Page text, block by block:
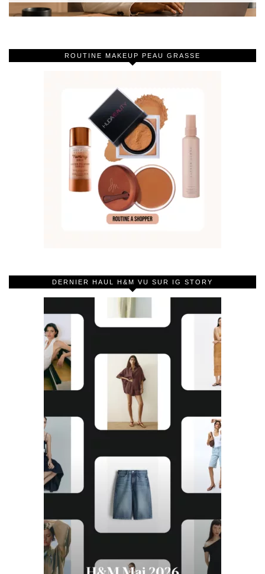
ROUTINE MAKEUP PEAU GRASSE
DERNIER HAUL H&M VU SUR IG STORY